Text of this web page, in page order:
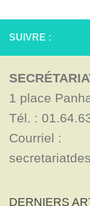
SUIVRE :
1 place
Tél. :
Courriel :
DERNIERS